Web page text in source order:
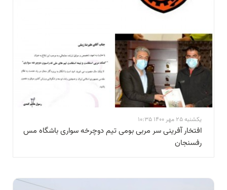
یکشنبه 25 مهر 1400 10:35
افتخار آفرینی سر مربی بومی تیم دوچرخه سواری باشگاه مس
رفسنجان